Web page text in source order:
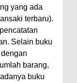
yang ada
terbaru).
Selain buku
barang,
buku